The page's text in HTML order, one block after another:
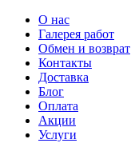
О нас
Галерея работ
Обмен и возврат
Контакты
Доставка
Блог
Оплата
Акции
Услуги